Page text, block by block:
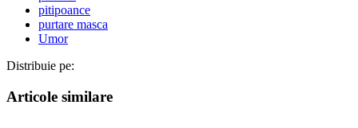
pitipoance
purtare masca
Umor
Distribuie pe:
Articole similare